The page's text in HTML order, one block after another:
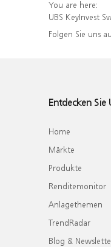
You are here:
UBS KeyInvest
Folgen Sie uns
Entdecken Sie
Home
Märkte
Produkte
Renditemonitor
Anlagethemen
TrendRadar
Blog &